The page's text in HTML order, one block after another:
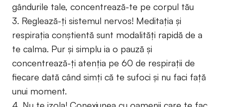
gândurile tale, concentrează-te pe corpul tău
3. Reglează-ţi sistemul nervos! Meditaţia și
respiraţia conştientă sunt modalități rapidă de a
te calma. Pur şi simplu ia o pauză şi
concentrează-ţi atenţia pe 60 de respiraţii de
fiecare dată când simţi că te sufoci şi nu faci faţă
unui moment.